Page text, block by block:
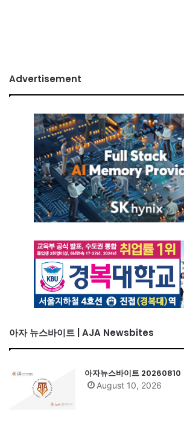
Advertisement
아자 뉴스바이트 | AJA Newsbites
아자뉴스바이트 20260810
August 10, 2026